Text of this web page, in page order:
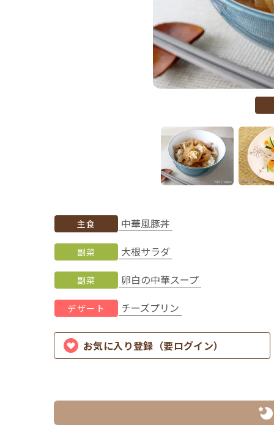
主食 中華風豚丼
副菜 大根サラダ
副菜 卵白の中華スープ
デザート チーズプリン
お気に入り登録（要ログイン）